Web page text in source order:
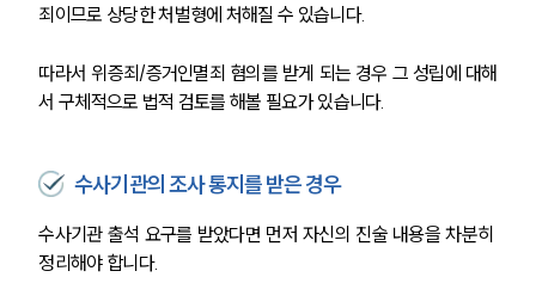
형사그룹 업무
형사전문변호사
죄이므로 상당한 처벌형에 처해질 수 있습니다.
따라서 위증죄/증거인멸죄 혐의를 받게 되는 경우 그 성립에 대해
서 구체적으로 법적 검토를 해볼 필요가 있습니다.
수사기관의 조사 통지를 받은 경우
수사기관 출석 요구를 받았다면 먼저 자신의 진술 내용을 차분히
정리해야 합니다.